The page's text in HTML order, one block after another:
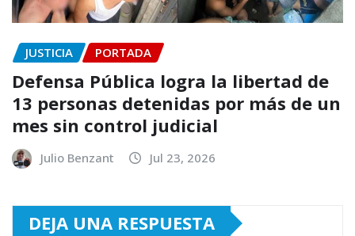
JUSTICIA PORTADA
Defensa Pública logra la libertad de
13 personas detenidas por más de un
mes sin control judicial
Julio Benzant Jul 23, 2026
DEJA UNA RESPUESTA